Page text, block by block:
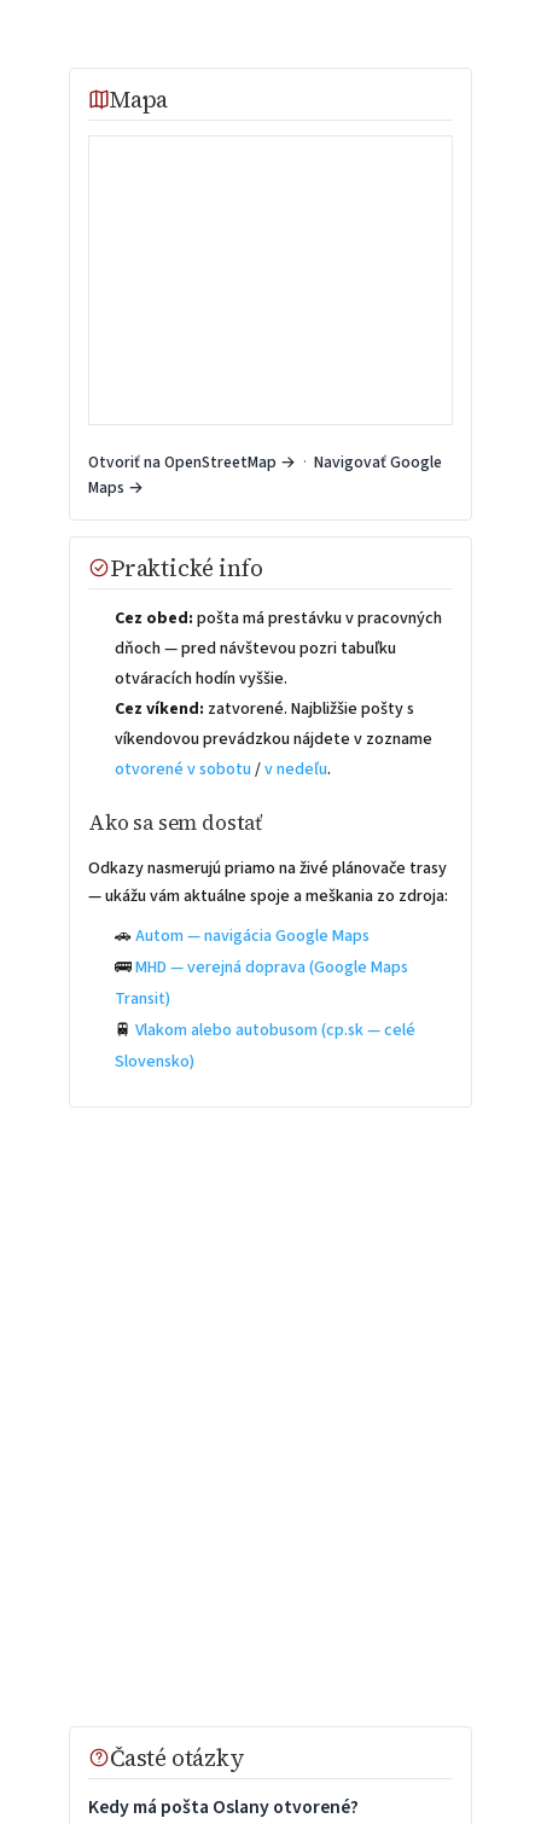
Mapa
Otvoriť na OpenStreetMap → · Navigovať Google
Maps →
Praktické info
Cez obed: pošta má prestávku v pracovných
dňoch — pred návštevou pozri tabuľku
otváracích hodín vyššie.
Cez víkend: zatvorené. Najbližšie pošty s
víkendovou prevádzkou nájdete v zozname
otvorené v sobotu /v nedeľu.
Ako sa sem dostať
Odkazy nasmerujú priamo na živé plánovače trasy
— ukážu vám aktuálne spoje a meškania zo zdroja:
🚗Autom — navigácia Google Maps
🚌MHD — verejná doprava (Google Maps
Transit)
🚆Vlakom alebo autobusom (cp.sk — celé
Slovensko)
Časté otázky
Kedy má pošta Oslany otvorené?